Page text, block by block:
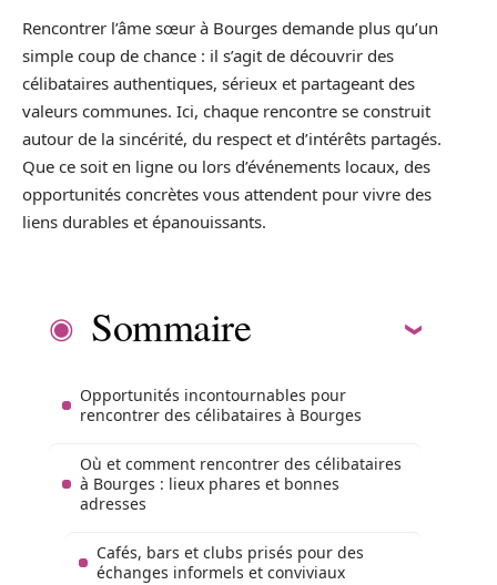
Rencontrer l’âme sœur à Bourges demande plus qu’un
simple coup de chance : il s’agit de découvrir des
célibataires authentiques, sérieux et partageant des
valeurs communes. Ici, chaque rencontre se construit
autour de la sincérité, du respect et d’intérêts partagés.
Que ce soit en ligne ou lors d’événements locaux, des
opportunités concrètes vous attendent pour vivre des
liens durables et épanouissants.
Sommaire
Opportunités incontournables pour
rencontrer des célibataires à Bourges
Où et comment rencontrer des célibataires
à Bourges : lieux phares et bonnes
adresses
Cafés, bars et clubs prisés pour des
échanges informels et conviviaux